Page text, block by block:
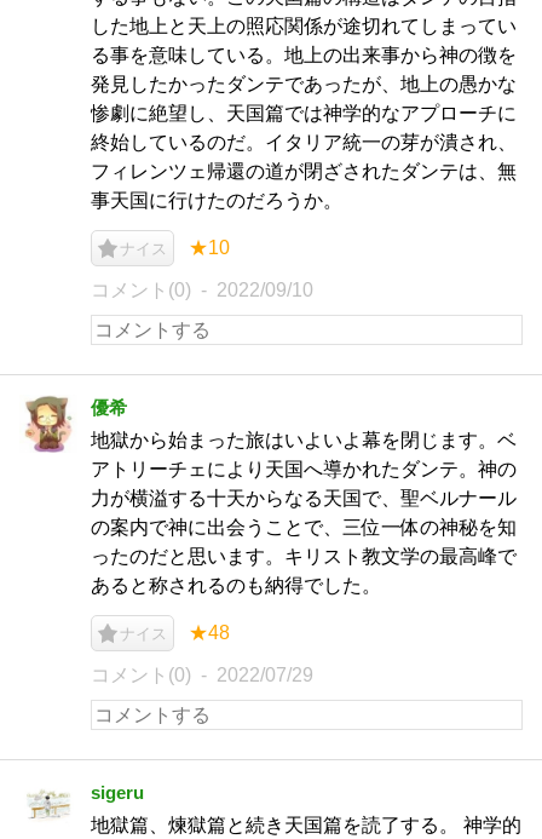
した地上と天上の照応関係が途切れてしまってい
る事を意味している。地上の出来事から神の徴を
発見したかったダンテであったが、地上の愚かな
惨劇に絶望し、天国篇では神学的なアプローチに
終始しているのだ。イタリア統一の芽が潰され、
フィレンツェ帰還の道が閉ざされたダンテは、無
事天国に行けたのだろうか。
ナイス ★10
コメント(0) 2022/09/10
優希
地獄から始まった旅はいよいよ幕を閉じます。ベ
アトリーチェにより天国へ導かれたダンテ。神の
力が横溢する十天からなる天国で、聖ベルナール
の案内で神に出会うことで、三位一体の神秘を知
ったのだと思います。キリスト教文学の最高峰で
あると称されるのも納得でした。
ナイス ★48
コメント(0) 2022/07/29
sigeru
地獄篇、煉獄篇と続き天国篇を読了する。 神学的